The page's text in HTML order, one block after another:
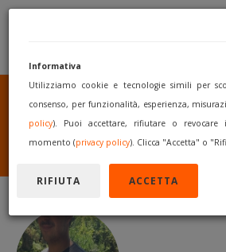
SEI UN
O UN
PUBBLICA
I TUOI
INIZIA A VENDERE
Informativa
Utilizziamo cookie e tecnologie simili per
consenso, per funzionalità, esperienza,
policy). Puoi accettare, rifiutare o revocare
momento (privacy policy). Clicca "Accetta" o
RIFIUTA ACCETTA